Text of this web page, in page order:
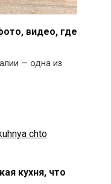
видео, где
— одна из
кухня, что